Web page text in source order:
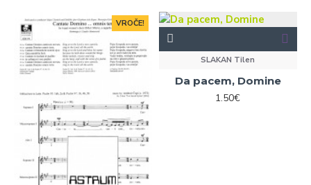
VROČE!
SLAKAN Tilen
Da pacem, Domine
1.50€